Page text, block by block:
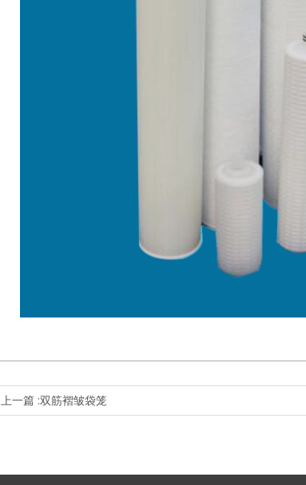
1.最高操作温度（℉/℃）：160/71 2.外径： 60mm， 64mm
上一篇 :双筋褶皱袋笼